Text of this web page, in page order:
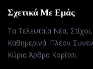
Σχετικά Με Εμάς
Τα Τελευταία Νέα,
Καθημερινά. Πλέον
Κύρια Άρθρα Κορίτσι.